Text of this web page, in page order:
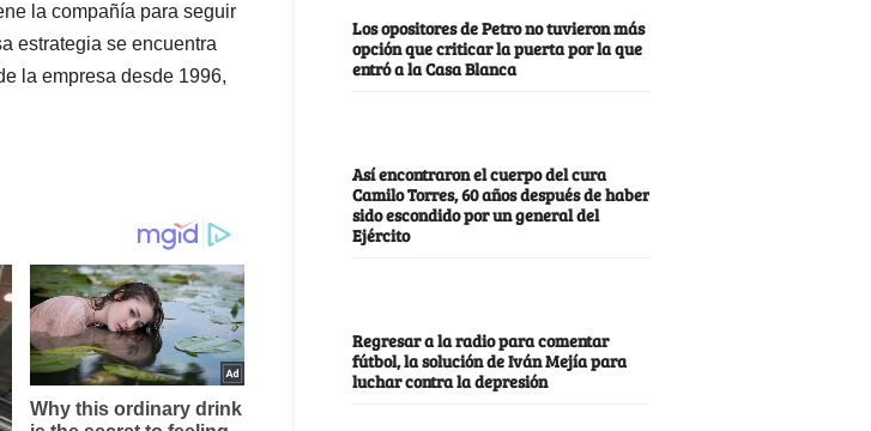
la compañía para seguir
estrategia se encuentra
la empresa desde 1996,
Los opositores de Petro no tuvieron más
opción que criticar la puerta por la que
entró a la Casa Blanca
Así encontraron el cuerpo del cura
Camilo Torres, 60 años después de haber
sido escondido por un general del
Ejército
Regresar a la radio para comentar
fútbol, la solución de Iván Mejía para
luchar contra la depresión